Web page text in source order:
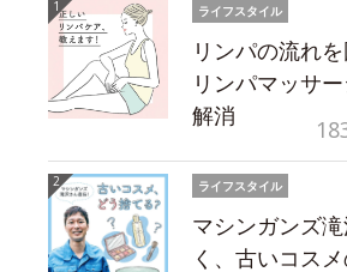
ライフスタイル
リンパの流れ
リンパマッサ
解消
ライフスタイル
マシンガンズ
く、古いコス